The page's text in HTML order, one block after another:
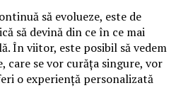
să evolueze, este de
să devină din ce în ce mai
În viitor, este posibil să vedem
se vor curăța singure, vor
o experiență personalizată